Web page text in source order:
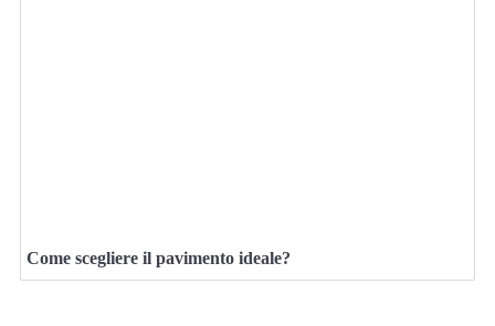
Come scegliere il pavimento ideale?